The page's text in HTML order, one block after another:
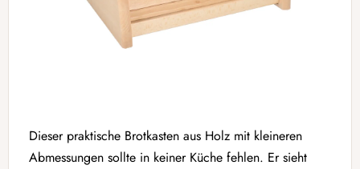
Dieser praktische Brotkasten aus Holz mit kleineren
Abmessungen sollte in keiner Küche fehlen. Er sieht